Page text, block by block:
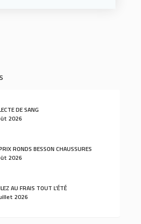
DE SANG
2026
RONDS BESSON CHAUSSURES
2026
AU FRAIS TOUT L’ÉTÉ
2026